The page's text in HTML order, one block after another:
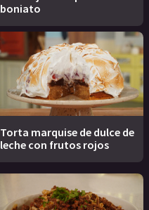
boniato
Torta marquise de dulce de
leche con frutos rojos